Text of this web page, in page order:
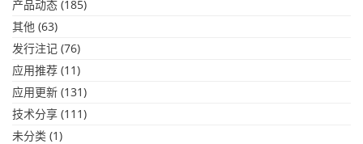
产品动态 (185)
其他 (63)
发行注记 (76)
应用推荐 (11)
应用更新 (131)
技术分享 (111)
未分类 (1)